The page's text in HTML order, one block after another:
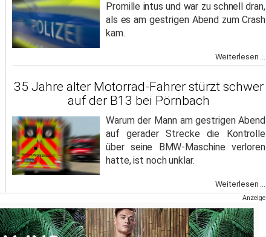
Promille intus und war zu schnell dran,
als es am gestrigen Abend zum Crash
kam.
Weiterlesen ...
35 Jahre alter Motorrad-Fahrer stürzt schwer
auf der B13 bei Pörnbach
Warum der Mann am gestrigen Abend
auf gerader Strecke die Kontrolle
über seine BMW-Maschine verloren
hatte, ist noch unklar.
Weiterlesen ...
Anzeige